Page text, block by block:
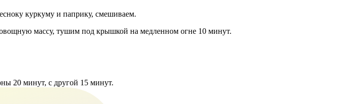
куркуму и паприку, смешиваем.
массу, тушим под крышкой на медленном огне 10 минут.
20 минут, с другой 15 минут.